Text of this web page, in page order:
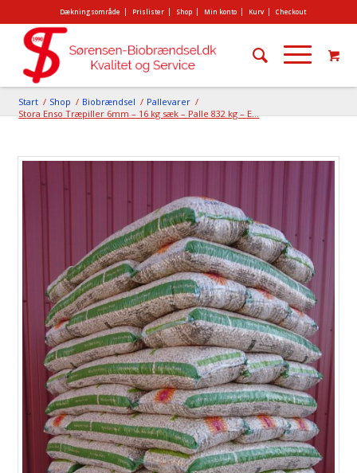
Dækningsområde Prislister Shop Min konto Kurv Checkout
Start / Shop / Biobrændsel / Pallevarer /
Stora Enso Træpiller 6mm – 16 kg sæk – Palle 832 kg – E...